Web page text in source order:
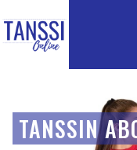
TANSSIN